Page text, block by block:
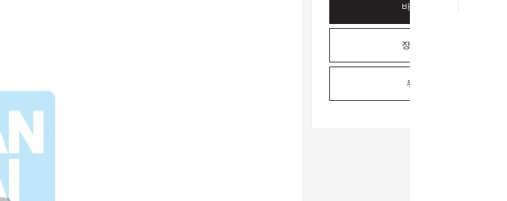
바로구매하기
장바구니담기
위시리스트